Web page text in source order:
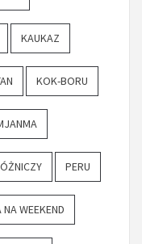
KAUKAZ
KOK-BORU
PERU
WEEKEND